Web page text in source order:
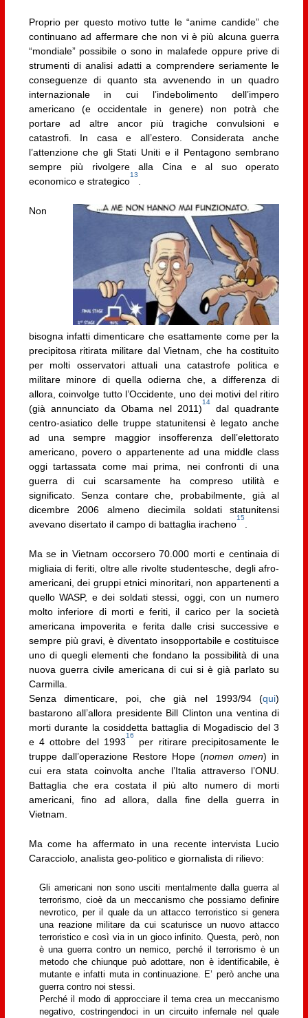
Proprio per questo motivo tutte le “anime candide” che
continuano ad affermare che non vi è più alcuna guerra
“mondiale” possibile o sono in malafede oppure prive di
strumenti di analisi adatti a comprendere seriamente le
conseguenze di quanto sta avvenendo in un quadro
internazionale in cui l’indebolimento dell’impero
americano (e occidentale in genere) non potrà che
portare ad altre ancor più tragiche convulsioni e
catastrofi. In casa e all’estero. Considerata anche
l’attenzione che gli Stati Uniti e il Pentagono sembrano
sempre più rivolgere alla Cina e al suo operato
economico e strategico
13
Non
bisogna infatti dimenticare che esattamente come per la
precipitosa ritirata militare dal Vietnam, che ha costituito
per molti osservatori attuali una catastrofe politica e
militare minore di quella odierna che, a differenza di
allora, coinvolge tutto l’Occidente, uno dei motivi del ritiro
(già annunciato da Obama nel 2011)
14
dal quadrante
centro-asiatico delle truppe statunitensi è legato anche
ad una sempre maggior insofferenza dell’elettorato
americano, povero o appartenente ad una middle class
oggi tartassata come mai prima, nei confronti di una
guerra di cui scarsamente ha compreso utilità e
significato. Senza contare che, probabilmente, già al
dicembre 2006 almeno diecimila soldati statunitensi
avevano disertato il campo di battaglia iracheno
15
Ma se in Vietnam occorsero 70.000 morti e centinaia di
migliaia di feriti, oltre alle rivolte studentesche, degli afro-
americani, dei gruppi etnici minoritari, non appartenenti a
quello WASP, e dei soldati stessi, oggi, con un numero
molto inferiore di morti e feriti, il carico per la società
americana impoverita e ferita dalle crisi successive e
sempre più gravi, è diventato insopportabile e costituisce
uno di quegli elementi che fondano la possibilità di una
nuova guerra civile americana di cui si è già parlato su
Carmilla.
Senza dimenticare, poi, che già nel 1993/94 (qui)
bastarono all’allora presidente Bill Clinton una ventina di
morti durante la cosiddetta battaglia di Mogadiscio del 3
e 4 ottobre del 1993
16
per ritirare precipitosamente le
truppe dall’operazione Restore Hope (nomen omen) in
cui era stata coinvolta anche l’Italia attraverso l’ONU.
Battaglia che era costata il più alto numero di morti
americani, fino ad allora, dalla fine della guerra in
Vietnam.
Ma come ha affermato in una recente intervista Lucio
Caracciolo, analista geo-politico e giornalista di rilievo:
Gli americani non sono usciti mentalmente dalla guerra al
terrorismo, cioè da un meccanismo che possiamo definire
nevrotico, per il quale da un attacco terroristico si genera
una reazione militare da cui scaturisce un nuovo attacco
terroristico e così via in un gioco infinito. Questa, però, non
è una guerra contro un nemico, perché il terrorismo è un
metodo che chiunque può adottare, non è identificabile, è
mutante e infatti muta in continuazione. E’ però anche una
guerra contro noi stessi.
Perché il modo di approcciare il tema crea un meccanismo
negativo, costringendoci in un circuito infernale nel quale